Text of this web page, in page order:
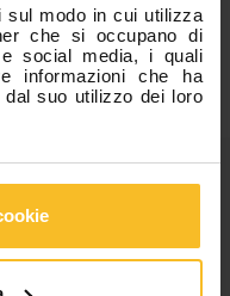
sul modo in cui utilizza
che si occupano di
social media, i quali
informazioni che ha
suo utilizzo dei loro